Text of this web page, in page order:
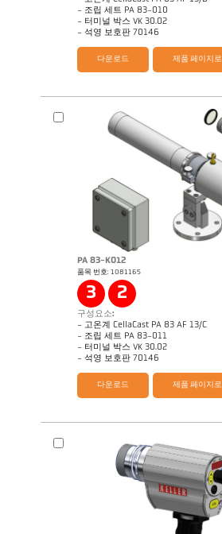
- 조립 세트 PA 83-010
- 터미널 박스 VK 30.02
- 석영 보호판 70146
Questionnaire 셀라캐스트
Application Note Casting channel
다운로드 제품 페이지로
PA 83-K012
품목 번호: 1081165
3 2
구성요소:
- 고온계 CellaCast PA 83 AF 13/C
- 조립 세트 PA 83-011
- 터미널 박스 VK 30.02
- 석영 보호판 70146
Questionnaire 셀라캐스트
다운로드 제품 페이지로